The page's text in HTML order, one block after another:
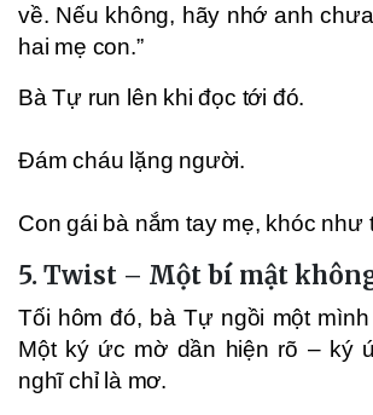
về. Nếu không, hãy nhớ anh
hai mẹ con.”
Bà Tự run lên khi đọc tới đó.
Đám cháu lặng người.
Con gái bà nắm tay mẹ, khóc như
5. Twist – Một bí mật
Tối hôm đó, bà Tự ngồi một
Một ký ức mờ dần hiện rõ – ký
nghĩ chỉ là mơ.